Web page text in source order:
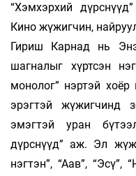
“Хэмхэрхий
Кино жүжигчин,
Гириш Карнад нь
шагналыг хүртсэн
монолог” нэртэй
эрэгтэй жүжигчинд
эмэгтэй уран
дүрснүүд” аж. Эл
нэгтэн”, “Аав”, “Эсү”,